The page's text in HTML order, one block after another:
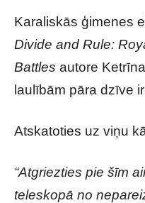
Karaliskās ģimenes
Divide and Rule:
Battles autore
laulībām pāra dzīve
Atskatoties uz viņu
“Atgriezties pie šīm
teleskopā no